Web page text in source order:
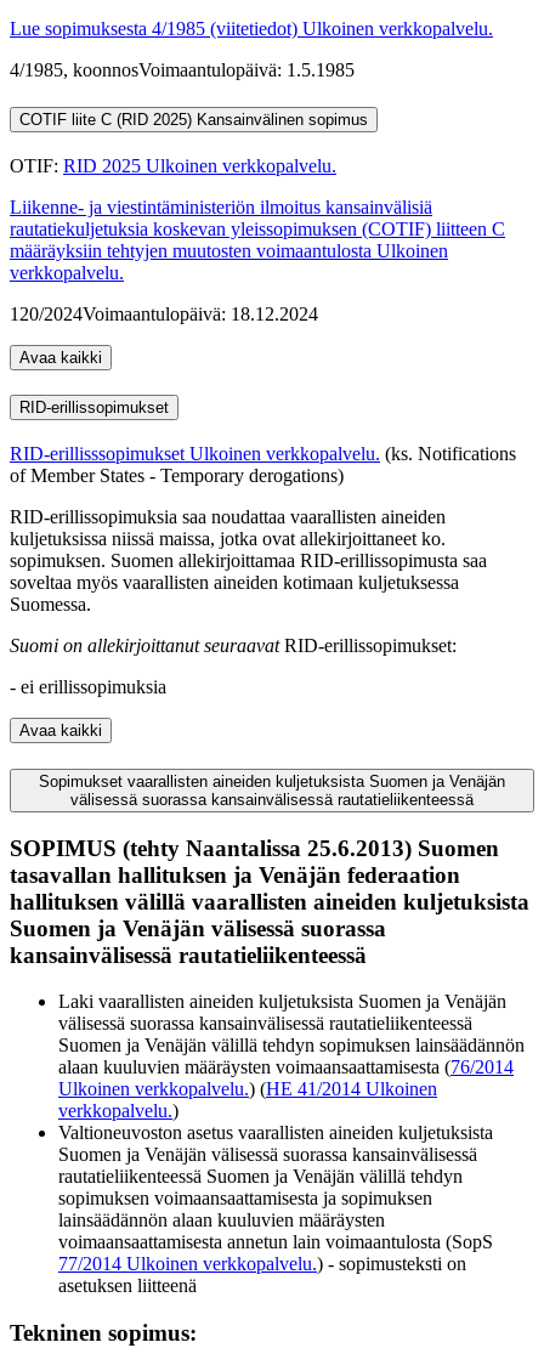
Lue sopimuksesta 4/1985 (viitetiedot) Ulkoinen verkkopalvelu.
4/1985, koonnosVoimaantulopäivä: 1.5.1985
COTIF liite C (RID 2025) Kansainvälinen sopimus
OTIF: RID 2025 Ulkoinen verkkopalvelu.
Liikenne- ja viestintäministeriön ilmoitus kansainvälisiä
rautatiekuljetuksia koskevan yleissopimuksen (COTIF) liitteen C
määräyksiin tehtyjen muutosten voimaantulosta Ulkoinen
verkkopalvelu.
120/2024Voimaantulopäivä: 18.12.2024
Avaa kaikki
RID-erillissopimukset
RID-erillisssopimukset Ulkoinen verkkopalvelu. (ks. Notifications
of Member States - Temporary derogations)
RID-erillissopimuksia saa noudattaa vaarallisten aineiden
kuljetuksissa niissä maissa, jotka ovat allekirjoittaneet ko.
sopimuksen. Suomen allekirjoittamaa RID-erillissopimusta saa
soveltaa myös vaarallisten aineiden kotimaan kuljetuksessa
Suomessa.
Suomi on allekirjoittanut seuraavatRID-erillissopimukset:
- ei erillissopimuksia
Avaa kaikki
Sopimukset vaarallisten aineiden kuljetuksista Suomen ja Venäjän
välisessä suorassa kansainvälisessä rautatieliikenteessä
SOPIMUS (tehty Naantalissa 25.6.2013) Suomen
tasavallan hallituksen ja Venäjän federaation
hallituksen välillä vaarallisten aineiden kuljetuksista
Suomen ja Venäjän välisessä suorassa
kansainvälisessä rautatieliikenteessä
Laki vaarallisten aineiden kuljetuksista Suomen ja Venäjän
välisessä suorassa kansainvälisessä rautatieliikenteessä
Suomen ja Venäjän välillä tehdyn sopimuksen lainsäädännön
alaan kuuluvien määräysten voimaansaattamisesta (76/2014
Ulkoinen verkkopalvelu.) (HE 41/2014 Ulkoinen
verkkopalvelu.)
Valtioneuvoston asetus vaarallisten aineiden kuljetuksista
Suomen ja Venäjän välisessä suorassa kansainvälisessä
rautatieliikenteessä Suomen ja Venäjän välillä tehdyn
sopimuksen voimaansaattamisesta ja sopimuksen
lainsäädännön alaan kuuluvien määräysten
voimaansaattamisesta annetun lain voimaantulosta (SopS
77/2014 Ulkoinen verkkopalvelu.) - sopimusteksti on
asetuksen liitteenä
Tekninen sopimus: